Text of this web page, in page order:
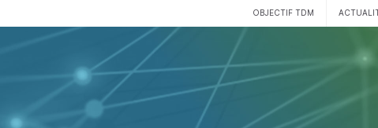
OBJECTIF TDM